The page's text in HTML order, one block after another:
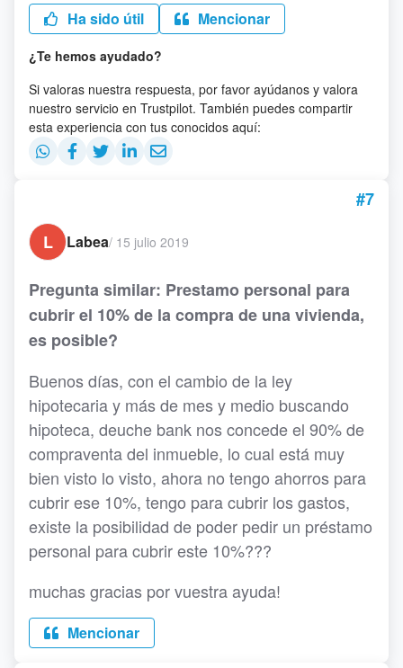
Ha sido útil Mencionar
¿Te hemos ayudado?
Si valoras nuestra respuesta, por favor ayúdanos y valora
nuestro servicio en Trustpilot. También puedes compartir
esta experiencia con tus conocidos aquí:
#7
L
Labea/ 15 julio 2019
Pregunta similar: Prestamo personal para
cubrir el 10% de la compra de una vivienda,
es posible?
Buenos días, con el cambio de la ley
hipotecaria y más de mes y medio buscando
hipoteca, deuche bank nos concede el 90% de
compraventa del inmueble, lo cual está muy
bien visto lo visto, ahora no tengo ahorros para
cubrir ese 10%, tengo para cubrir los gastos,
existe la posibilidad de poder pedir un préstamo
personal para cubrir este 10%???
muchas gracias por vuestra ayuda!
Mencionar